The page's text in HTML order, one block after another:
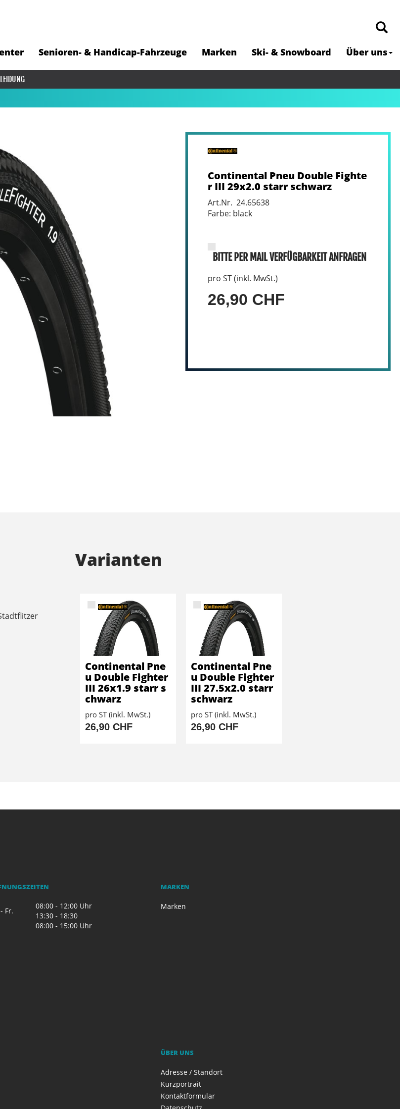
Senioren- & Handicap-Fahrzeuge Marken Ski- & Snowboard Über uns
Continental Pneu Double Fighte
r III 29x2.0 starr schwarz
Art.Nr. 24.65638
Farbe: black
BITTE PER MAIL VERFÜGBARKEIT ANFRAGEN
pro ST (inkl. MwSt.)
26,90 CHF
Varianten
Continental Pne
u Double Fighter
III 26x1.9 starr s
chwarz
pro ST (inkl. MwSt.)
26,90 CHF
Continental Pne
u Double Fighter
III 27.5x2.0 starr
schwarz
pro ST (inkl. MwSt.)
26,90 CHF
Fr.
08:00 - 12:00 Uhr
13:30 - 18:30
08:00 - 15:00 Uhr
MARKEN
Marken
ÜBER UNS
Adresse / Standort
Kurzportrait
Kontaktformular